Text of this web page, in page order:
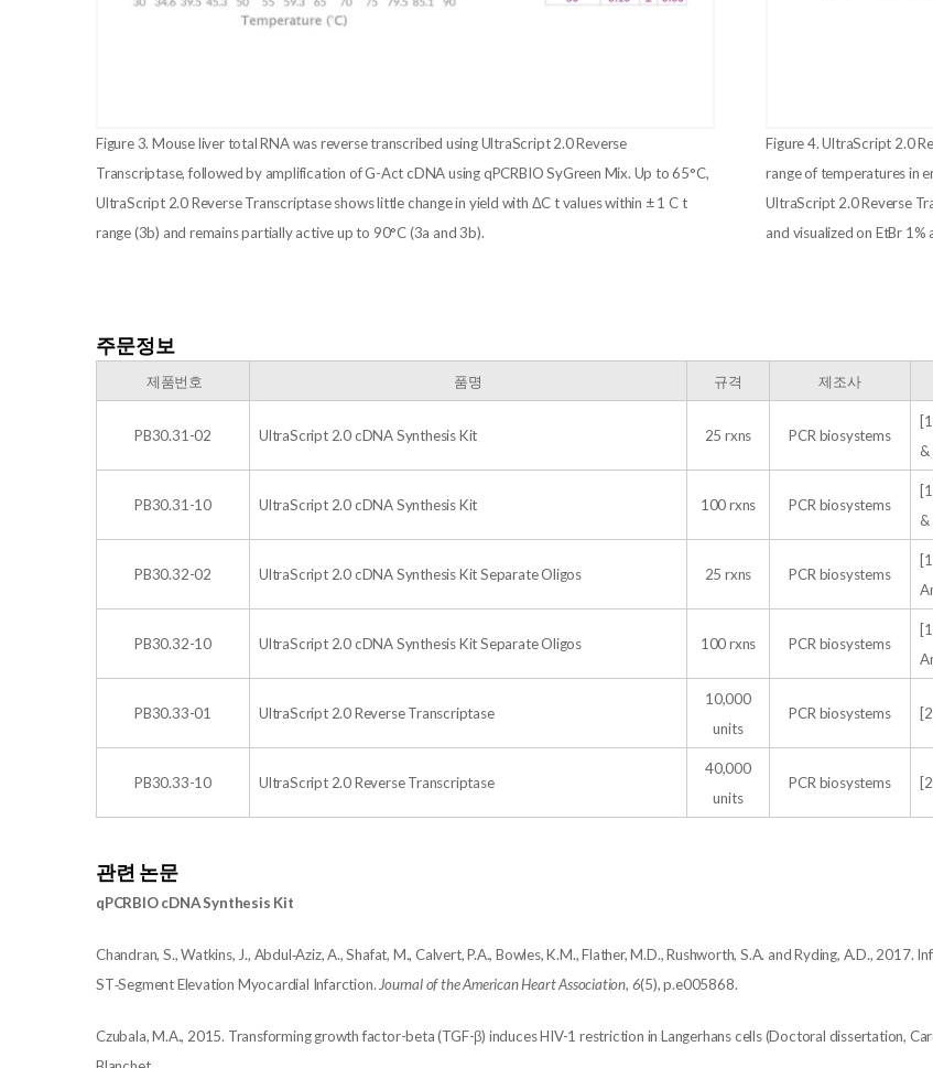
Figure 3. Mouse liver total RNA was reverse transcribed using UltraScript 2.0 Reverse
Transcriptase, followed by amplification of G-Act cDNA using qPCRBIO SyGreen Mix. Up to 65°C,
UltraScript 2.0 Reverse Transcriptase shows little change in yield with ΔC t values within ± 1 C t
range (3b) and remains partially active up to 90°C (3a and 3b).
Figure 4. UltraScript 2.0
range of temperatures in
UltraScript 2.0 Reverse
and visualized on EtBr 1%
주문정보
​ 제품번호 품명 규격 제조사
PB30.31-02 UltraScript 2.0 cDNA Synthesis Kit 25 rxns PCR biosystems
PB30.31-10 UltraScript 2.0 cDNA Synthesis Kit 100 rxns PCR biosystems
&
PB30.32-02 UltraScript 2.0 cDNA Synthesis Kit Separate Oligos 25 rxns PCR biosystems
PB30.32-10 UltraScript 2.0 cDNA Synthesis Kit Separate Oligos 100 rxns PCR biosystems
PB30.33-01 UltraScript 2.0 Reverse Transcriptase
10,000
units
PCR biosystems
PB30.33-10 UltraScript 2.0 Reverse Transcriptase
40,000
units
PCR biosystems
관련 논문
qPCRBIO cDNA Synthesis Kit
Chandran, S., Watkins, J., Abdul‐Aziz, A., Shafat, M., Calvert, P.A., Bowles, K.M., Flather, M.D., Rushworth, S.A. and Ryding, A.D.,
ST‐Segment Elevation Myocardial Infarction.Journal of the American Heart Association, 6(5), p.e005868.
Czubala, M.A., 2015. Transforming growth factor-beta (TGF-β) induces HIV-1 restriction in Langerhans cells (Doctoral dissertation,